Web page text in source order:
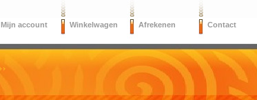
Mijn account Winkelwagen Afrekenen Contact